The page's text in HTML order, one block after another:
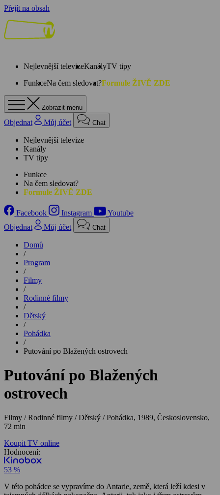
Přejít na obsah
Nejlevnější televizeKanályTV tipy
FunkceNa čem sledovat?Formule ŽIVĚ ZDE
Zobrazit menu
Objednat Můj účet Chat
Nejlevnější televize
Kanály
TV tipy
Funkce
Na čem sledovat?
Formule ŽIVĚ ZDE
Facebook Instagram
Youtube
Objednat
Můj účet Chat
Domů
/
Program
/
Filmy
/
Rodinné filmy
/
Dětský
/
Pohádka
/
Putování po Blažených ostrovech
Putování po Blažených
ostrovech
Filmy / Rodinné filmy / Dětský / Pohádka, 1989, Československo,
72 min
Koupit TV online
Hodnocení:
53 %
V této pohádce se vypravíme do Antarie, země, která leží kdesi v